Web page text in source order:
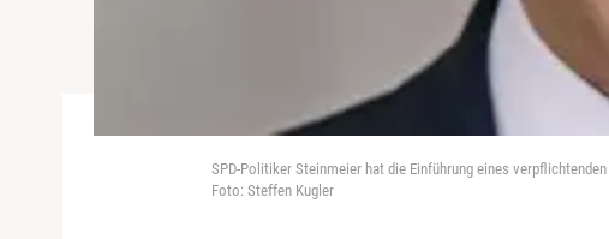
SPD-Politiker Steinmeier hat die Einführung eines
Foto: Steffen Kugler